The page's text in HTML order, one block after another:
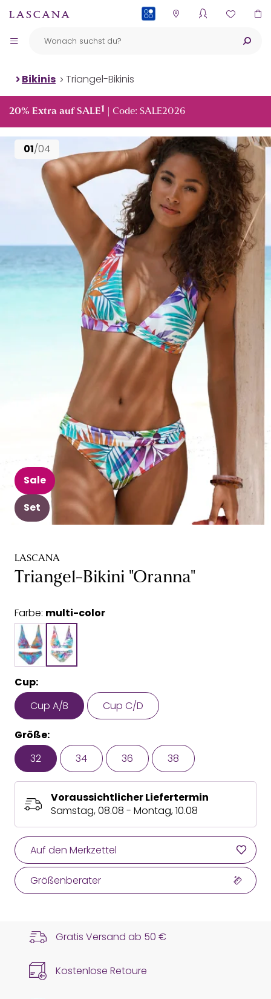
Bikinis Triangel-Bikinis
20% Extra auf SALE1 | Code: SALE2026
01/04
Sale
Set
LASCANA
Triangel-Bikini "Oranna"
Farbe: multi-color
Cup:
Cup A/B
Cup C/D
Größe:
32
34 36 38
Voraussichtlicher Liefertermin
Samstag, 08.08 - Montag, 10.08
Auf den Merkzettel
Größenberater
Gratis Versand ab 50 €
Kostenlose Retoure